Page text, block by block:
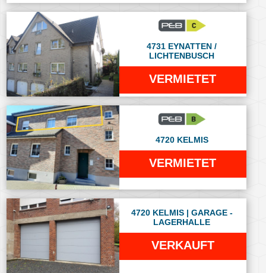
4731 EYNATTEN /
LICHTENBUSCH
VERMIETET
4720 KELMIS
VERMIETET
4720 KELMIS | GARAGE -
LAGERHALLE
VERKAUFT